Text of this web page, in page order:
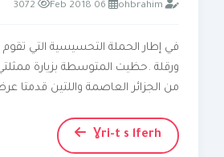
ohbrahim
في إطار الحملة التحسيسية التي
ورقلة .حظيت المتوسطة بزيارة
من الجزائر العاصمة واللتين قدمتا
Ɣri-t s lferh